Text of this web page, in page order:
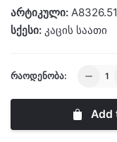
არტიკული:
სქესი: კაცის საათი
ᲠᲐᲝᲓᲔᲜᲝᲑᲐ:
Add